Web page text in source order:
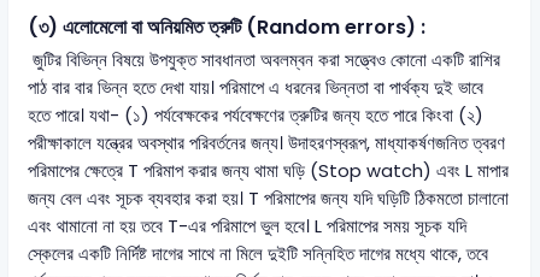
(৩) এলোমেলো বা অনিয়মিত ত্রুটি (Random errors) :
জুটির বিভিন্ন বিষয়ে উপযুক্ত সাবধানতা অবলম্বন করা সত্ত্বেও কোনো একটি রাশির
পাঠ বার বার ভিন্ন হতে দেখা যায়। পরিমাপে এ ধরনের ভিন্নতা বা পার্থক্য দুই ভাবে
হতে পারে। যথা- (১) পর্যবেক্ষকের পর্যবেক্ষণের ত্রুটির জন্য হতে পারে কিংবা (২)
পরীক্ষাকালে যন্ত্রের অবস্থার পরিবর্তনের জন্য। উদাহরণস্বরূপ, মাধ্যাকর্ষণজনিত ত্বরণ
পরিমাপের ক্ষেত্রে T পরিমাপ করার জন্য থামা ঘড়ি (Stop watch) এবং L মাপার
জন্য বেল এবং সূচক ব্যবহার করা হয়। T পরিমাপের জন্য যদি ঘড়িটি ঠিকমতো চালানো
এবং থামানো না হয় তবে T-এর পরিমাপে ভুল হবে। L পরিমাপের সময় সূচক যদি
স্কেলের একটি নির্দিষ্ট দাগের সাথে না মিলে দুইটি সন্নিহিত দাগের মধ্যে থাকে, তবে